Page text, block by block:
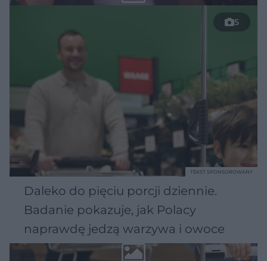
5
Daleko do pięciu porcji dziennie.
Badanie pokazuje, jak Polacy
naprawdę jedzą warzywa i owoce
TEKST SPONSOROWANY